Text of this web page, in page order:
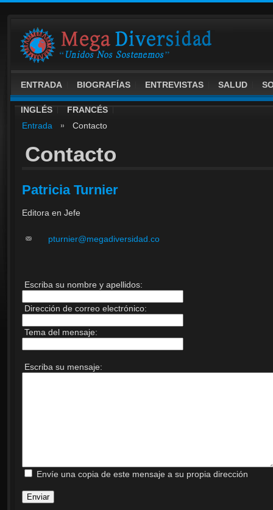
ENTRADA BIOGRAFÍAS ENTREVISTAS SALUD
INGLÉS
FRANCÉS
Entrada
Contacto
Contacto
Patricia Turnier
Editora en Jefe
pturnier@megadiversidad.co
Escriba su nombre y apellidos:
Dirección de correo electrónico:
Tema del mensaje:
Escriba su mensaje:
Envíe una copia de este mensaje a su propia dirección
Enviar